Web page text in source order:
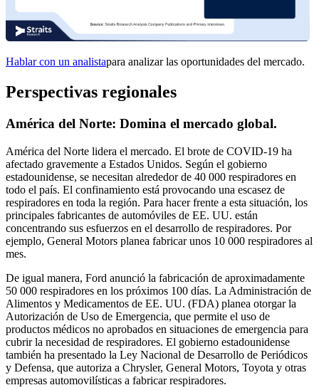
Hablar con un analistapara analizar las oportunidades del mercado.
Perspectivas regionales
América del Norte: Domina el mercado global.
América del Norte lidera el mercado. El brote de COVID-19 ha
afectado gravemente a Estados Unidos. Según el gobierno
estadounidense, se necesitan alrededor de 40 000 respiradores en
todo el país. El confinamiento está provocando una escasez de
respiradores en toda la región. Para hacer frente a esta situación, los
principales fabricantes de automóviles de EE. UU. están
concentrando sus esfuerzos en el desarrollo de respiradores. Por
ejemplo, General Motors planea fabricar unos 10 000 respiradores al
mes.
De igual manera, Ford anunció la fabricación de aproximadamente
50 000 respiradores en los próximos 100 días. La Administración de
Alimentos y Medicamentos de EE. UU. (FDA) planea otorgar la
Autorización de Uso de Emergencia, que permite el uso de
productos médicos no aprobados en situaciones de emergencia para
cubrir la necesidad de respiradores. El gobierno estadounidense
también ha presentado la Ley Nacional de Desarrollo de Periódicos
y Defensa, que autoriza a Chrysler, General Motors, Toyota y otras
empresas automovilísticas a fabricar respiradores.